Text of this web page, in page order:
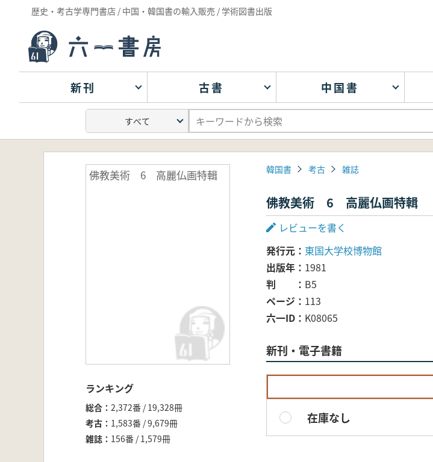
歴史・考古学専門書店 / 中国・韓国書の輸入販売 / 学術図書出版
新刊 古書 中国書
佛教美術 6 高麗仏画特輯
ランキング
総合
2,372番 / 19,328冊
考古
1,583番 / 9,679冊
雑誌
156番 / 1,579冊
韓国書 考古 雑誌
佛教美術 6 高麗仏画特輯
レビューを書く
発行元
東国大学校博物館
出版年
1981
判
B5
ページ
113
六一ID
K08065
新刊・電子書籍
在庫なし